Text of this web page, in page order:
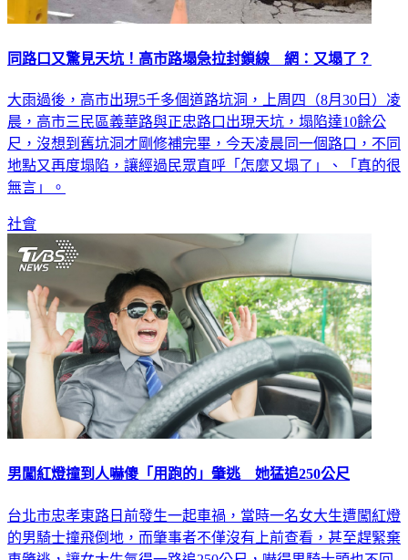
同路口又驚見天坑！高市路塌急拉封鎖線 網：又塌了？
大雨過後，高市出現5千多個道路坑洞，上周四（8月30日）凌
晨，高市三民區義華路與正忠路口出現天坑，塌陷達10餘公
尺，沒想到舊坑洞才剛修補完畢，今天凌晨同一個路口，不同
地點又再度塌陷，讓經過民眾直呼「怎麼又塌了」、「真的很
無言」。
社會
男闖紅燈撞到人嚇傻「用跑的」肇逃 她猛追250公尺
台北市忠孝東路日前發生一起車禍，當時一名女大生遭闖紅燈
的男騎士撞飛倒地，而肇事者不僅沒有上前查看，甚至趕緊棄